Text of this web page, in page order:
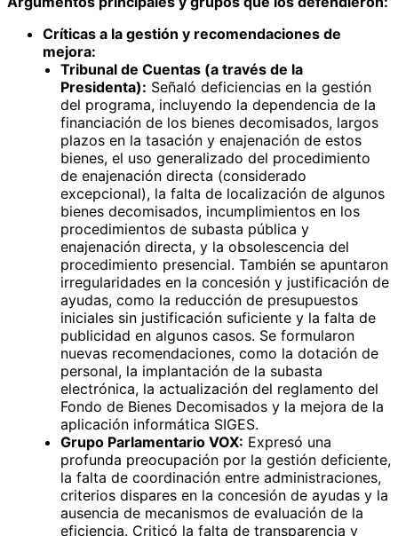
Críticas a la gestión y recomendaciones de
mejora:
Tribunal de Cuentas (a través de la
Presidenta): Señaló deficiencias en la gestión
del programa, incluyendo la dependencia de la
financiación de los bienes decomisados, largos
plazos en la tasación y enajenación de estos
bienes, el uso generalizado del procedimiento
de enajenación directa (considerado
excepcional), la falta de localización de algunos
bienes decomisados, incumplimientos en los
procedimientos de subasta pública y
enajenación directa, y la obsolescencia del
procedimiento presencial. También se apuntaron
irregularidades en la concesión y justificación de
ayudas, como la reducción de presupuestos
iniciales sin justificación suficiente y la falta de
publicidad en algunos casos. Se formularon
nuevas recomendaciones, como la dotación de
personal, la implantación de la subasta
electrónica, la actualización del reglamento del
Fondo de Bienes Decomisados y la mejora de la
aplicación informática SIGES.
Grupo Parlamentario VOX: Expresó una
profunda preocupación por la gestión deficiente,
la falta de coordinación entre administraciones,
criterios dispares en la concesión de ayudas y la
ausencia de mecanismos de evaluación de la
eficiencia. Criticó la falta de transparencia y